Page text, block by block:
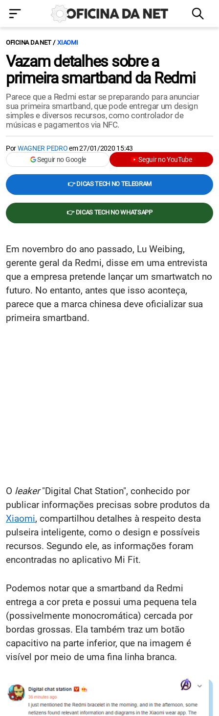
OFICINA DA NET XIAOMI
Vazam detalhes sobre a
primeira smartband da Redmi
Parece que a Redmi estar se preparando para anunciar
sua primeira smartband, que pode entregar um design
simples e diversos recursos, como controlador de
músicas e pagamentos via NFC.
PorWAGNER PEDROem27/01/2020 15:43
Seguir no Google
Seguir no YouTube
👉 DICAS TECH NO TELEGRAM
👉 DICAS TECH NO WHATSAPP
Em novembro do ano passado, Lu Weibing,
gerente geral da Redmi, disse em uma entrevista
que a empresa pretende lançar um smartwatch no
futuro. No entanto, antes que isso aconteça,
parece que a marca chinesa deve oficializar sua
primeira smartband.
O leaker"Digital Chat Station", conhecido por
publicar informações precisas sobre produtos da
Xiaomi, compartilhou detalhes à respeito desta
pulseira inteligente, como o design e possíveis
recursos. Segundo ele, as informações foram
encontradas no aplicativo Mi Fit.
Podemos notar que a smartband da Redmi
entrega a cor preta e possui uma pequena tela
(possivelmente monocromática) cercada por
bordas grossas. Ela também traz um botão
capacitivo na parte inferior, que na imagem é
visível por meio de uma fina linha branca.